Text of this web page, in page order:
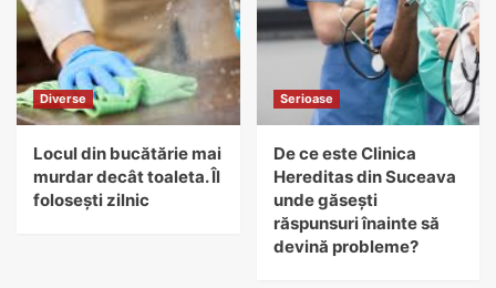
Diverse
Locul din bucătărie mai
murdar decât toaleta. Îl
folosești zilnic
Serioase
De ce este Clinica
Hereditas din Suceava
unde găsești
răspunsuri înainte să
devină probleme?